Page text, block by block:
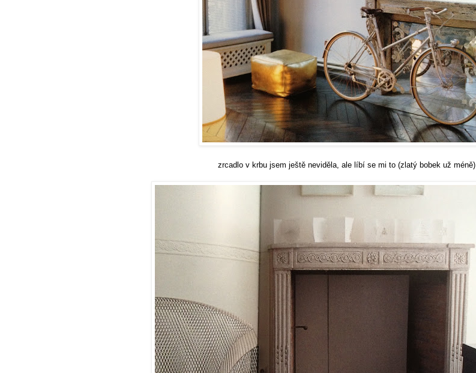
zrcadlo v krbu jsem ještě neviděla, ale líbí se mi to (zlatý bobek už méně)